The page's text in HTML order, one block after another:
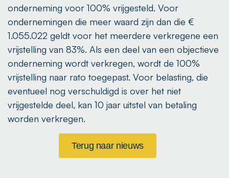
onderneming voor 100% vrijgesteld. Voor
ondernemingen die meer waard zijn dan die €
1.055.022 geldt voor het meerdere verkregene een
vrijstelling van 83%. Als een deel van een objectieve
onderneming wordt verkregen, wordt de 100%
vrijstelling naar rato toegepast. Voor belasting, die
eventueel nog verschuldigd is over het niet
vrijgestelde deel, kan 10 jaar uitstel van betaling
worden verkregen.
Terug naar nieuws